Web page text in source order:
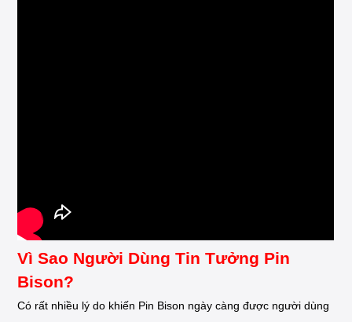
Vì Sao Người Dùng Tin Tưởng Pin
Bison?
Có rất nhiều lý do khiến Pin Bison ngày càng được người dùng